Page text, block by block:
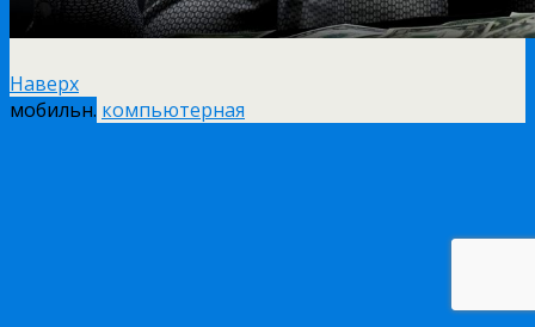
Наверх
мобильн. компьютерная